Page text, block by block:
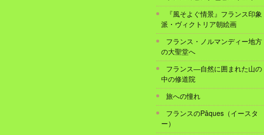
『風そよぐ情景』フランス印象
派・ヴィクトリア朝絵画
フランス・ノルマンディー地方
の大聖堂へ
フランス―自然に囲まれた山の
中の修道院
旅への憧れ
フランスのPâques（イースタ
ー）